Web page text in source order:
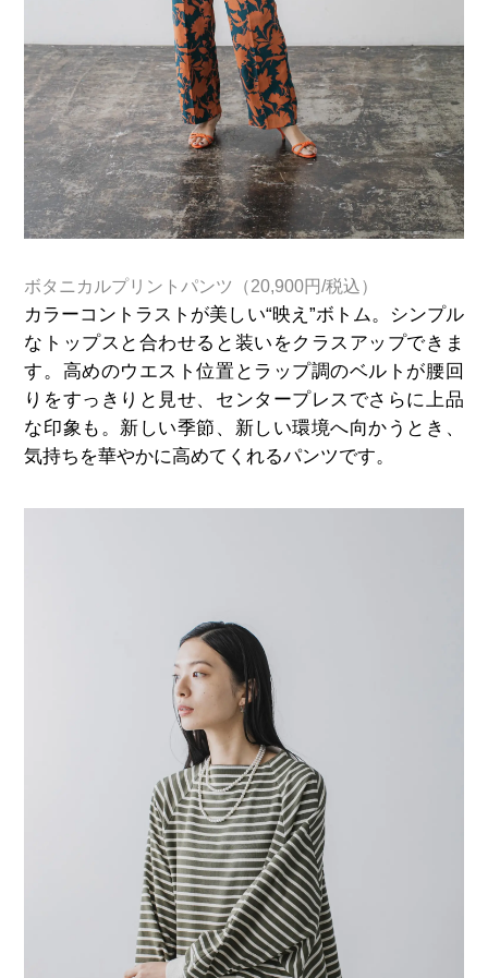
ボタニカルプリントパンツ（20,900円/税込）
カラーコントラストが美しい“映え”ボトム。シンプル
なトップスと合わせると装いをクラスアップできま
す。高めのウエスト位置とラップ調のベルトが腰回
りをすっきりと見せ、センタープレスでさらに上品
な印象も。新しい季節、新しい環境へ向かうとき、
気持ちを華やかに高めてくれるパンツです。